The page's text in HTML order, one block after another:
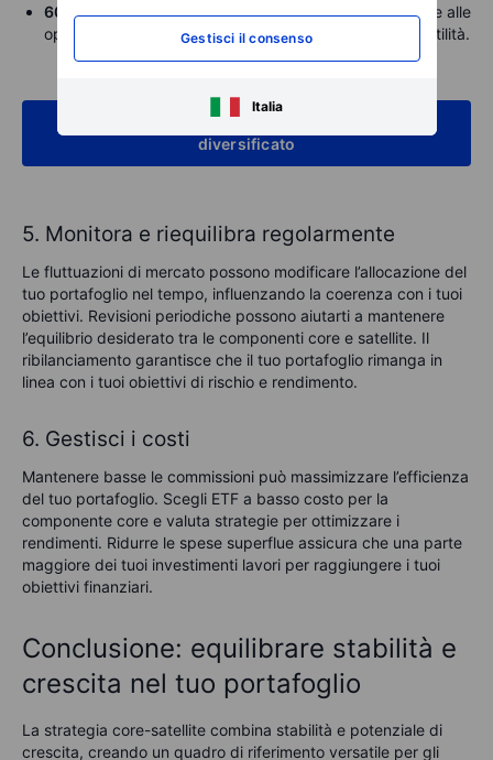
Gestisci il consenso
Italia
60-40 per investitori aggressivi. Punta maggiormente alle
opportunità di crescita, accettando una maggiore volatilità.
Scopri di più su come costruire un portafoglio
diversificato
5. Monitora e riequilibra regolarmente
Le fluttuazioni di mercato possono modificare l’allocazione del
tuo portafoglio nel tempo, influenzando la coerenza con i tuoi
obiettivi. Revisioni periodiche possono aiutarti a mantenere
l’equilibrio desiderato tra le componenti core e satellite. Il
ribilanciamento garantisce che il tuo portafoglio rimanga in
linea con i tuoi obiettivi di rischio e rendimento.
6. Gestisci i costi
Mantenere basse le commissioni può massimizzare l’efficienza
del tuo portafoglio. Scegli ETF a basso costo per la
componente core e valuta strategie per ottimizzare i
rendimenti. Ridurre le spese superflue assicura che una parte
maggiore dei tuoi investimenti lavori per raggiungere i tuoi
obiettivi finanziari.
Conclusione: equilibrare stabilità e
crescita nel tuo portafoglio
La strategia core-satellite combina stabilità e potenziale di
crescita, creando un quadro di riferimento versatile per gli